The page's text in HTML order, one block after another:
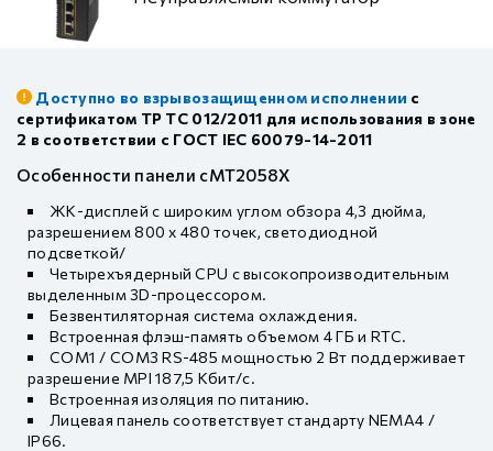
Доступно во взрывозащищенном исполнении с
сертификатом ТР ТС 012/2011 для использования в зоне
2 в соответствии с ГОСТ IEC 60079-14-2011
Особенности панели cMT2058X
ЖК-дисплей с широким углом обзора 4,3 дюйма,
разрешением 800 x 480 точек, светодиодной
подсветкой/
Четырехъядерный CPU с высокопроизводительным
выделенным 3D-процессором.
Безвентиляторная система охлаждения.
Встроенная флэш-память объемом 4 ГБ и RTC.
COM1 / COM3 RS-485 мощностью 2 Вт поддерживает
разрешение MPI 187,5 Кбит/с.
Встроенная изоляция по питанию.
Лицевая панель соответствует стандарту NEMA4 /
IP66.